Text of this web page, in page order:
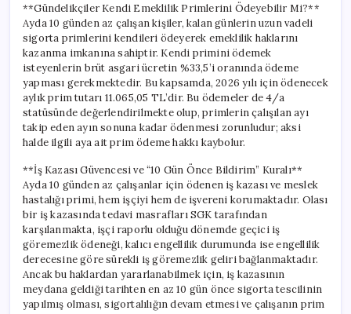
**Gündelikçiler Kendi Emeklilik Primlerini Ödeyebilir Mi?**
Ayda 10 günden az çalışan kişiler, kalan günlerin uzun vadeli
sigorta primlerini kendileri ödeyerek emeklilik haklarını
kazanma imkanına sahiptir. Kendi primini ödemek
isteyenlerin brüt asgari ücretin %33,5’i oranında ödeme
yapması gerekmektedir. Bu kapsamda, 2026 yılı için ödenecek
aylık prim tutarı 11.065,05 TL’dir. Bu ödemeler de 4/a
statüsünde değerlendirilmekte olup, primlerin çalışılan ayı
takip eden ayın sonuna kadar ödenmesi zorunludur; aksi
halde ilgili aya ait prim ödeme hakkı kaybolur.
**İş Kazası Güvencesi ve “10 Gün Önce Bildirim” Kuralı**
Ayda 10 günden az çalışanlar için ödenen iş kazası ve meslek
hastalığı primi, hem işçiyi hem de işvereni korumaktadır. Olası
bir iş kazasında tedavi masrafları SGK tarafından
karşılanmakta, işçi raporlu olduğu dönemde geçici iş
göremezlik ödeneği, kalıcı engellilik durumunda ise engellilik
derecesine göre sürekli iş göremezlik geliri bağlanmaktadır.
Ancak bu haklardan yararlanabilmek için, iş kazasının
meydana geldiği tarihten en az 10 gün önce sigorta tescilinin
yapılmış olması, sigortalılığın devam etmesi ve çalışanın prim